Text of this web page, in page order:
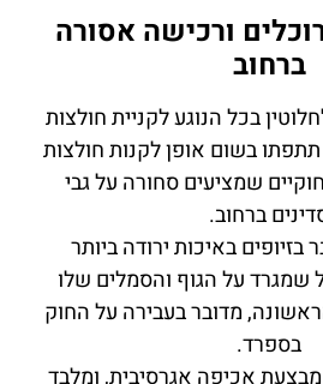
ורכישה אסורה
ברחוב
בכל הנוגע לקניית חולצות
תתפתו בשום אופן לקנות חולצות
שמציעים סחורה על גבי
ברחוב.
באיכות ירודה ביותר
שמגרד על הגוף והסמלים שלו
מדובר בעבירה על החוק
בספרד.